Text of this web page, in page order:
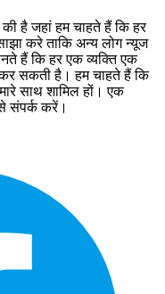
है जहां हम चाहते हैं कि हर
करे ताकि अन्‍य लोग न्‍यूज
हैं कि हर एक व्यक्ति एक
सकती है। हम चाहते हैं कि
साथ शामिल हों। एक
संपर्क करें।